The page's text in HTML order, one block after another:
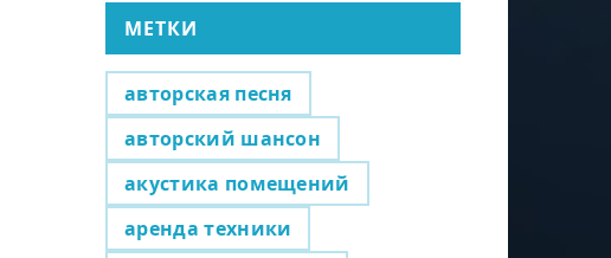
МЕТКИ
авторская песня
авторский шансон
акустика помещений
аренда техники